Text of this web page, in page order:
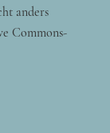
anders
Commons-